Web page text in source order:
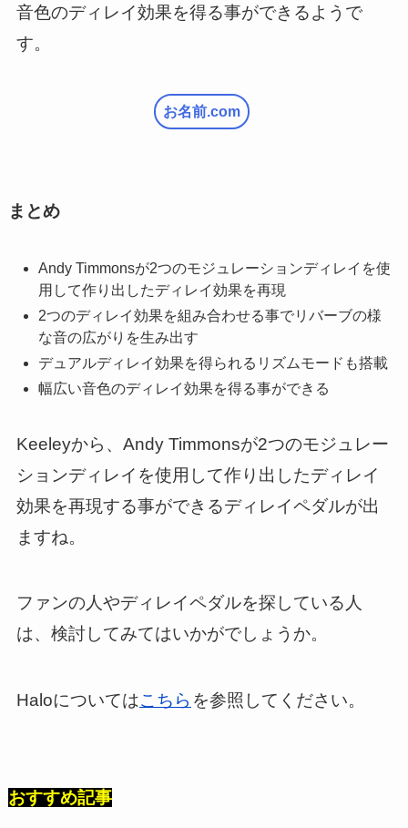
音色のディレイ効果を得る事ができるようで
す。
お名前.com
まとめ
Andy Timmonsが2つのモジュレーションディレイを使
用して作り出したディレイ効果を再現
2つのディレイ効果を組み合わせる事でリバーブの様
な音の広がりを生み出す
デュアルディレイ効果を得られるリズムモードも搭載
幅広い音色のディレイ効果を得る事ができる
Keeleyから、Andy Timmonsが2つのモジュレー
ションディレイを使用して作り出したディレイ
効果を再現する事ができるディレイペダルが出
ますね。
ファンの人やディレイペダルを探している人
は、検討してみてはいかがでしょうか。
Haloについてはこちら を参照してください。
おすすめ記事